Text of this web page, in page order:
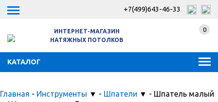
+7(499)643-46-33
ИНТЕРНЕТ-МАГАЗИН
НАТЯЖНЫХ ПОТОЛКОВ
КАТАЛОГ
0
Главная - Инструменты ▼ - Шпатели ▼ - Шпатель малый